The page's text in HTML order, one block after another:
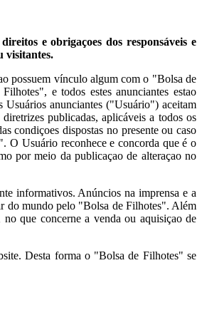
e obrigaçoes dos responsáveis e
visitantes.
possuem vínculo algum com o "Bolsa de
e todos estes anunciantes estao
Usuários anunciantes ("Usuário") aceitam
publicadas, aplicáveis a todos os
condiçoes dispostas no presente ou caso
O Usuário reconhece e concorda que é o
por meio da publicaçao de alteraçao no
informativos. Anúncios na imprensa e a
do mundo pelo "Bolsa de Filhotes". Além
que concerne a venda ou aquisiçao de
Desta forma o "Bolsa de Filhotes" se